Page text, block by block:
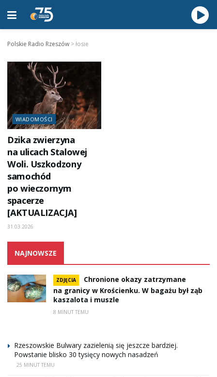
Polskie Radio Rzeszów >łosie
WIADOMOŚCI
Dzika zwierzyna
na ulicach Stalowej
Woli. Uszkodzony
samochód
po wieczornym
spacerze
[AKTUALIZACJA]
31.03.2026
NAJNOWSZE
ZDJĘCIA
Chronione okazy zatrzymane
na granicy w Krościenku. W bagażu był ząb
kaszalota i muszle
8 MINUT TEMU
Rzeszowskie Bulwary zazielenią się jeszcze bardziej.
Powstanie blisko 30 tysięcy nowych nasadzeń
25 MINUT TEMU